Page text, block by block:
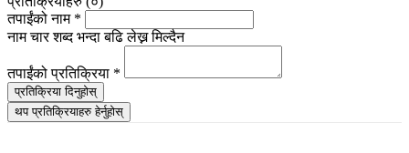
तपाईंको नाम *
नाम चार शब्द भन्दा बढि लेख्न मिल्दैन
तपाईंको प्रतिक्रिया *
प्रतिक्रिया दिनुहोस्
थप प्रतिक्रियाहरु हेर्नुहोस्